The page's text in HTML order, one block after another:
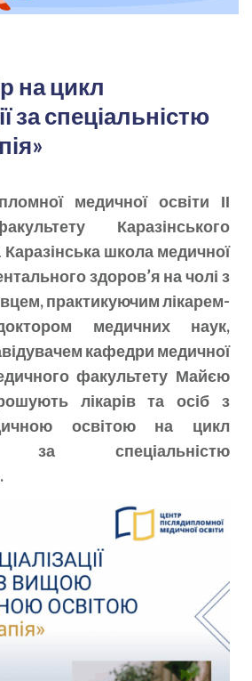
на цикл
за спеціальністю
медичної освіти ІІ
Каразінського
Каразінська школа медичної
здоров’я на чолі з
практикуючим лікарем-
медичних наук,
кафедри медичної
факультету Майєю
лікарів та осіб з
освітою на цикл
за спеціальністю